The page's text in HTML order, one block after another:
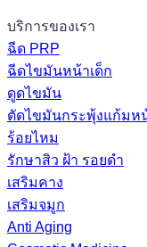
บริการของเรา
ฉีด PRP
ฉีดไขมันหน้าเด็ก
ดูดไขมัน
ตัดไขมันกระพุ้งแก้มหน้
ร้อยไหม
รักษาสิว ฝ้า รอยดำ
เสริมคาง
เสริมจมูก
Anti Aging